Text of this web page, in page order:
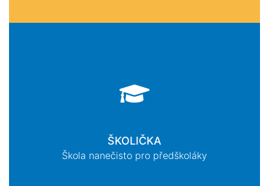
ŠKOLIČKA
Škola nanečisto pro předškoláky